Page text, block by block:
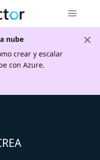
nube
crear y escalar
con Azure.